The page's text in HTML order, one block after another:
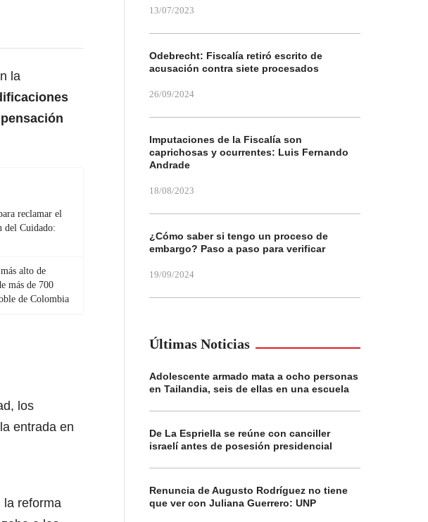
la
reclamar el
del Cuidado:
alto de
más de 700
de Colombia
los
entrada en
la reforma
13/07/2023
Odebrecht: Fiscalía retiró escrito de
acusación contra siete procesados
26/09/2024
Imputaciones de la Fiscalía son
caprichosas y ocurrentes: Luis Fernando
Andrade
18/08/2023
¿Cómo saber si tengo un proceso de
embargo? Paso a paso para verificar
19/09/2024
Últimas Noticias
Adolescente armado mata a ocho personas
en Tailandia, seis de ellas en una escuela
De La Espriella se reúne con canciller
israelí antes de posesión presidencial
Renuncia de Augusto Rodríguez no tiene
que ver con Juliana Guerrero: UNP